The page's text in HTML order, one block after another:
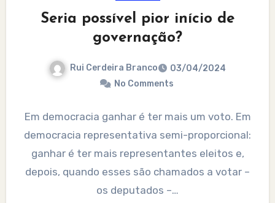
Seria possível pior início de
governação?
Rui Cerdeira Branco
03/04/2024
No Comments
Em democracia ganhar é ter mais um voto. Em
democracia representativa semi-proporcional:
ganhar é ter mais representantes eleitos e,
depois, quando esses são chamados a votar –
os deputados –…